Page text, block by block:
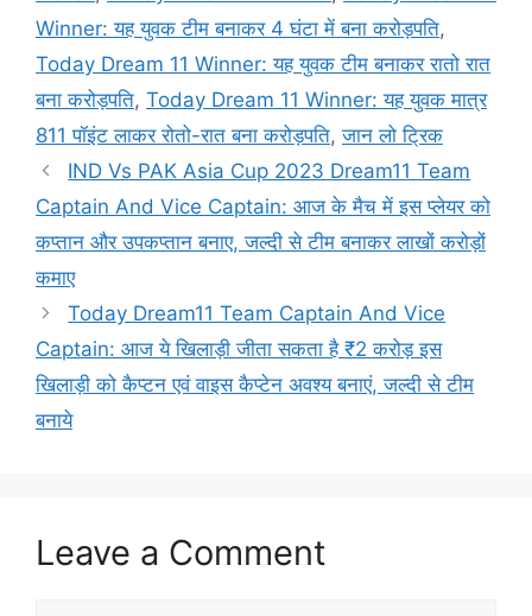
Winner: यह युवक टीम बनाकर 4 घंटा में बना करोड़पति,
Today Dream 11 Winner: यह युवक टीम बनाकर रातो रात
बना करोड़पति, Today Dream 11 Winner: यह युवक मात्र
811 पॉइंट लाकर रोतो-रात बना करोड़पति,जान लो ट्रिक
IND Vs PAK Asia Cup 2023 Dream11 Team
Captain And Vice Captain: आज के मैच में इस प्लेयर को
कप्तान और उपकप्तान बनाए, जल्दी से टीम बनाकर लाखों करोड़ों
कमाए
Today Dream11 Team Captain And Vice
Captain: आज ये खिलाड़ी जीता सकता है ₹2 करोड़ इस
खिलाड़ी को कैप्टन एवं वाइस कैप्टेन अवश्य बनाएं, जल्दी से टीम
बनाये
Leave a Comment